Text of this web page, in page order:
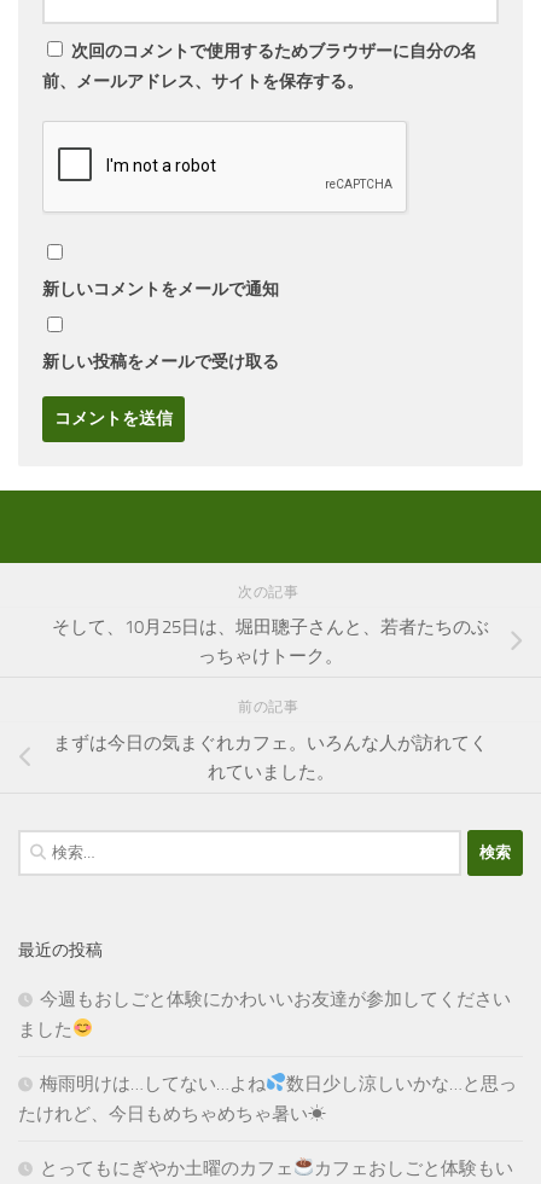
次回のコメントで使用するためブラウザーに自分の名
前、メールアドレス、サイトを保存する。
新しいコメントをメールで通知
新しい投稿をメールで受け取る
次の記事
そして、10月25日は、堀田聰子さんと、若者たちのぶ
っちゃけトーク。
前の記事
まずは今日の気まぐれカフェ。いろんな人が訪れてく
れていました。
検
索:
最近の投稿
今週もおしごと体験にかわいいお友達が参加してください
ました
梅雨明けは…してない…よね
数日少し涼しいかな…と思っ
たけれど、今日もめちゃめちゃ暑い☀
とってもにぎやか土曜のカフェ カフェおしごと体験もい